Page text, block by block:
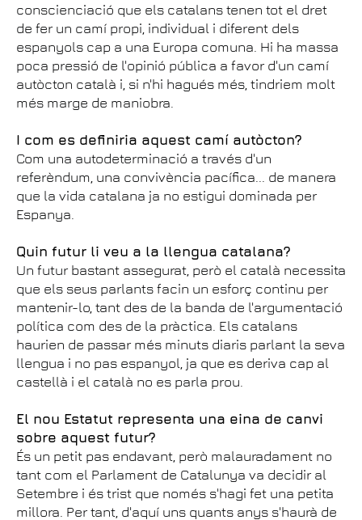
conscienciació que els catalans tenen tot el dret
de fer un camí propi, individual i diferent dels
espanyols cap a una Europa comuna. Hi ha massa
poca pressió de l'opinió pública a favor d'un camí
autòcton català i, si n'hi hagués més, tindriem molt
més marge de maniobra.
I com es definiria aquest camí autòcton?
Com una autodeterminació a través d'un
referèndum, una convivència pacífica... de manera
que la vida catalana ja no estigui dominada per
Espanya.
Quin futur li veu a la llengua catalana?
Un futur bastant assegurat, però el català necessita
que els seus parlants facin un esforç continu per
mantenir-lo, tant des de la banda de l'argumentació
política com des de la pràctica. Els catalans
haurien de passar més minuts diaris parlant la seva
llengua i no pas espanyol, ja que es deriva cap al
castellà i el català no es parla prou.
El nou Estatut representa una eina de canvi
sobre aquest futur?
És un petit pas endavant, però malauradament no
tant com el Parlament de Catalunya va decidir al
Setembre i és trist que només s'hagi fet una petita
millora. Per tant, d'aquí uns quants anys s'haurà de